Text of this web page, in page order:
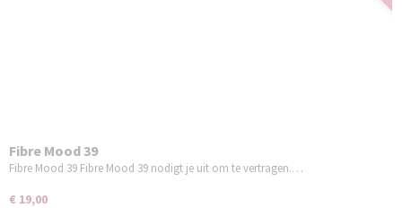
Fibre Mood 39
Fibre Mood 39 Fibre Mood 39 nodigt je uit om te vertragen.…
€ 19,00